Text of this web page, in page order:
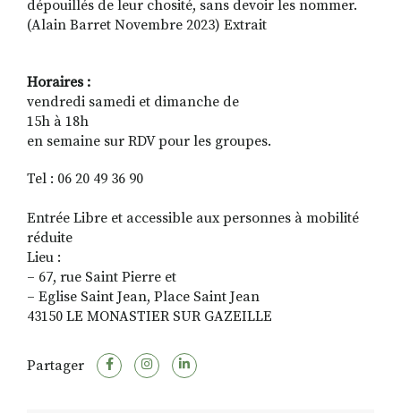
dépouillés de leur chosité, sans devoir les nommer.
(Alain Barret Novembre 2023) Extrait
Horaires :
vendredi samedi et dimanche de
15h à 18h
en semaine sur RDV pour les groupes.
Tel : 06 20 49 36 90
Entrée Libre et accessible aux personnes à mobilité
réduite
Lieu :
– 67, rue Saint Pierre et
– Eglise Saint Jean, Place Saint Jean
43150 LE MONASTIER SUR GAZEILLE
Partager